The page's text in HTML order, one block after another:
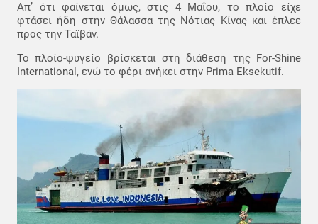
Απ’ ότι φαίνεται όμως, στις 4 Μαΐου, το πλοίο είχε
φτάσει ήδη στην Θάλασσα της Νότιας Κίνας και έπλεε
προς την Ταϊβάν.
Το πλοίο-ψυγείο βρίσκεται στη διάθεση της For-Shine
International, ενώ το φέρι ανήκει στην Prima Eksekutif.